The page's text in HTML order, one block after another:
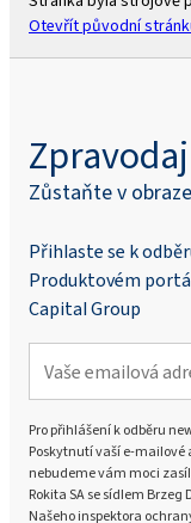
Otevřít původní
Zpravodaj
Zůstaňte v obraze
Přihlaste se k
Produktovém
Capital Group
Pro přihlášení k odběru
Poskytnutí vaší e-mailové
nebudeme vám moci
Rokita SA se sídlem
Našeho inspektora